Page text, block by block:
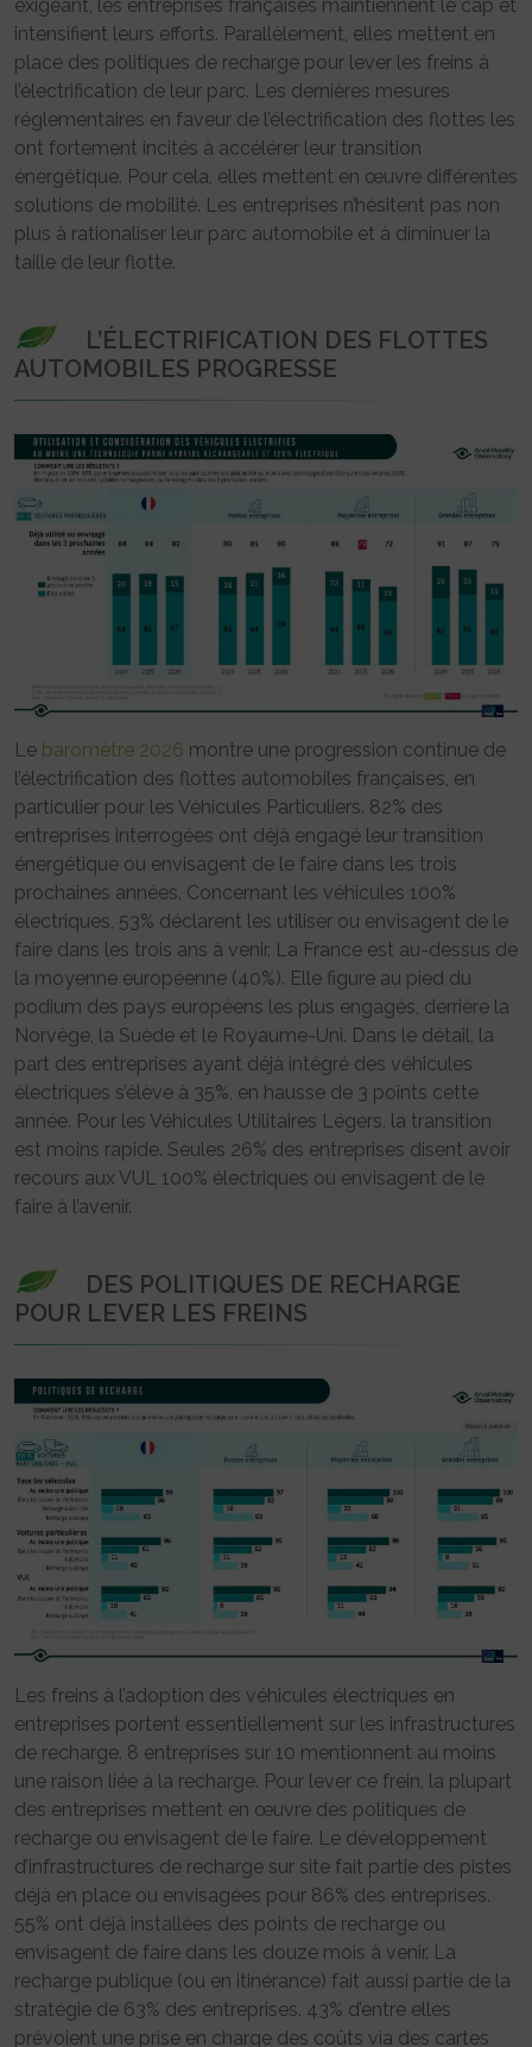
exigeant, les entreprises françaises maintiennent le cap et
intensifient leurs efforts. Parallèlement, elles mettent en
place des politiques de recharge pour lever les freins à
l’électrification de leur parc. Les dernières mesures
réglementaires en faveur de l’électrification des flottes les
ont fortement incités à accélérer leur transition
énergétique. Pour cela, elles mettent en œuvre différentes
solutions de mobilité. Les entreprises n’hésitent pas non
plus à rationaliser leur parc automobile et à diminuer la
taille de leur flotte.
L’ÉLECTRIFICATION DES FLOTTES
AUTOMOBILES PROGRESSE
Le baromètre 2026 montre une progression continue de
l’électrification des flottes automobiles françaises, en
particulier pour les Véhicules Particuliers. 82% des
entreprises interrogées ont déjà engagé leur transition
énergétique ou envisagent de le faire dans les trois
prochaines années. Concernant les véhicules 100%
électriques, 53% déclarent les utiliser ou envisagent de le
faire dans les trois ans à venir. La France est au-dessus de
la moyenne européenne (40%). Elle figure au pied du
podium des pays européens les plus engagés, derrière la
Norvège, la Suède et le Royaume-Uni. Dans le détail, la
part des entreprises ayant déjà intégré des véhicules
électriques s’élève à 35%, en hausse de 3 points cette
année. Pour les Véhicules Utilitaires Légers, la transition
est moins rapide. Seules 26% des entreprises disent avoir
recours aux VUL 100% électriques ou envisagent de le
faire à l’avenir.
DES POLITIQUES DE RECHARGE
POUR LEVER LES FREINS
Les freins à l’adoption des véhicules électriques en
entreprises portent essentiellement sur les infrastructures
de recharge. 8 entreprises sur 10 mentionnent au moins
une raison liée à la recharge. Pour lever ce frein, la plupart
des entreprises mettent en œuvre des politiques de
recharge ou envisagent de le faire. Le développement
d’infrastructures de recharge sur site fait partie des pistes
déjà en place ou envisagées pour 86% des entreprises.
55% ont déjà installées des points de recharge ou
envisagent de faire dans les douze mois à venir. La
recharge publique (ou en itinérance) fait aussi partie de la
stratégie de 63% des entreprises. 43% d’entre elles
prévoient une prise en charge des coûts via des cartes